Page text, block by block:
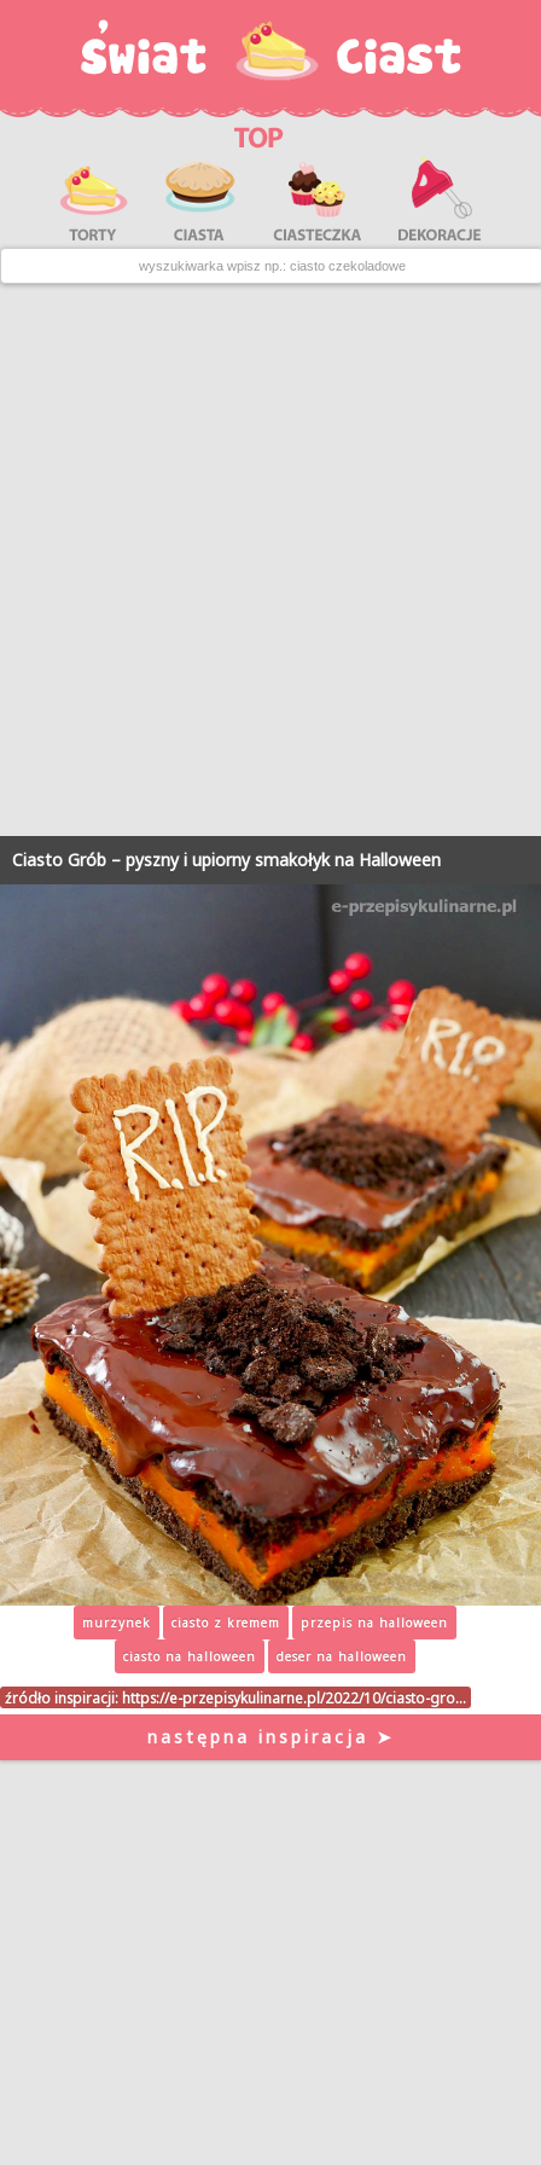
Ciasto Grób – pyszny i upiorny smakołyk na Halloween
murzynek ciasto z kremem
przepis na halloween
ciasto na halloween
deser na halloween
źródło inspiracji: https://e-przepisykulinarne.pl/2022/10/ciasto-gro…
następna inspiracja ➤